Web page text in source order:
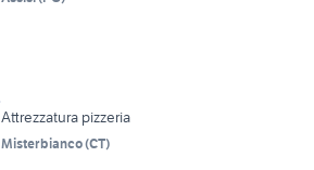
Attrezzatura pizzeria
Misterbianco(CT)